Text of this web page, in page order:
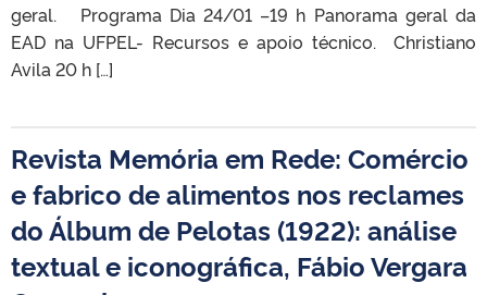
geral. Programa Dia 24/01 –19 h Panorama geral da
EAD na UFPEL- Recursos e apoio técnico. Christiano
Avila 20 h […]
Revista Memória em Rede: Comércio
e fabrico de alimentos nos reclames
do Álbum de Pelotas (1922): análise
textual e iconográfica, Fábio Vergara